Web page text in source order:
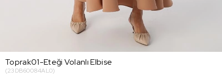
Toprak01-Eteği Volanlı Elbise
(23DB60084AL0)